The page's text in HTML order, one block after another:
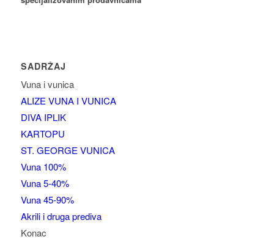
SADRŽAJ
Vuna i vunica
ALIZE VUNA I VUNICA
DIVA IPLIK
KARTOPU
ST. GEORGE VUNICA
Vuna 100%
Vuna 5-40%
Vuna 45-90%
Akrili i druga prediva
Konac